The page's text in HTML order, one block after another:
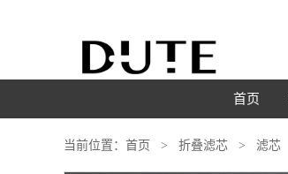
首页
当前位置： 首页 折叠滤芯 滤芯